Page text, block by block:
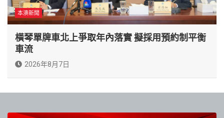
本澳新聞
橫琴單牌車北上爭取年內落實 擬採用預約制平衡
車流
2026年8月7日